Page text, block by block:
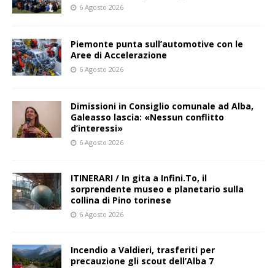
6 Agosto 2026
Piemonte punta sull’automotive con le
Aree di Accelerazione
6 Agosto 2026
Dimissioni in Consiglio comunale ad Alba,
Galeasso lascia: «Nessun conflitto
d’interessi»
6 Agosto 2026
ITINERARI / In gita a Infini.To, il
sorprendente museo e planetario sulla
collina di Pino torinese
6 Agosto 2026
Incendio a Valdieri, trasferiti per
precauzione gli scout dell’Alba 7